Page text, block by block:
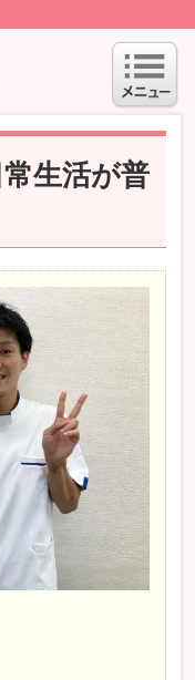
生活が普